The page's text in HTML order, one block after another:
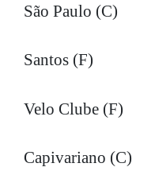
São Paulo (C)
Santos (F)
Velo Clube (F)
Capivariano (C)